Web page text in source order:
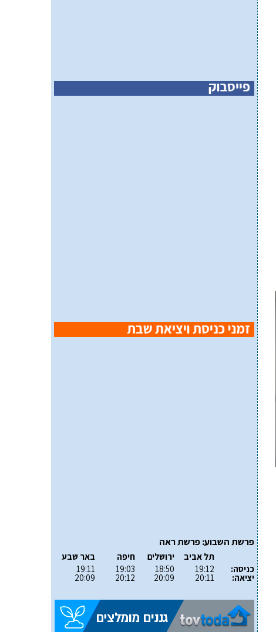
פרשת השבוע: פרשת ראה
כניסה:
יציאה:
תל אביב
19:12
20:11
ירושלים
18:50
20:09
חיפה
19:03
20:12
באר שבע
19:11
20:09